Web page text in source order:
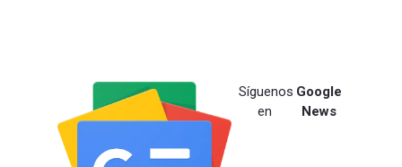
Síguenos
en
Google
News